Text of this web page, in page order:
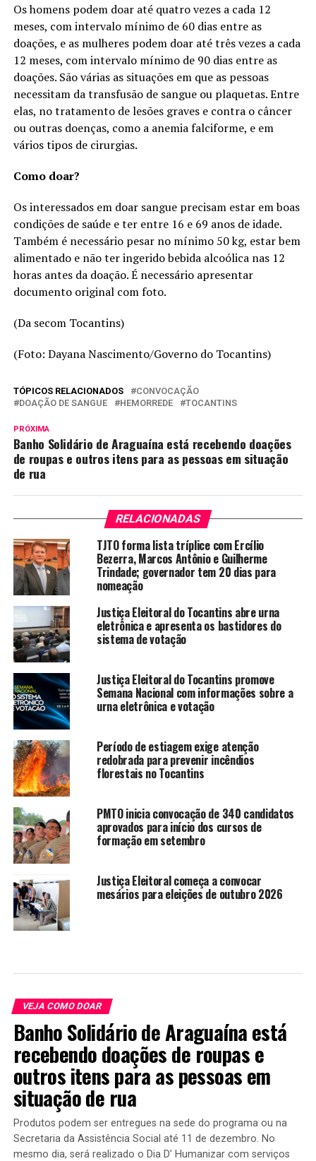
Os homens podem doar até quatro vezes a cada 12
meses, com intervalo mínimo de 60 dias entre as
doações, e as mulheres podem doar até três vezes a cada
12 meses, com intervalo mínimo de 90 dias entre as
doações. São várias as situações em que as pessoas
necessitam da transfusão de sangue ou plaquetas. Entre
elas, no tratamento de lesões graves e contra o câncer
ou outras doenças, como a anemia falciforme, e em
vários tipos de cirurgias.
Como doar?
Os interessados em doar sangue precisam estar em boas
condições de saúde e ter entre 16 e 69 anos de idade.
Também é necessário pesar no mínimo 50 kg, estar bem
alimentado e não ter ingerido bebida alcoólica nas 12
horas antes da doação. É necessário apresentar
documento original com foto.
(Da secom Tocantins)
(Foto: Dayana Nascimento/Governo do Tocantins)
TÓPICOS RELACIONADOS
CONVOCAÇÃO
DOAÇÃO DE SANGUE
HEMORREDE TOCANTINS
PRÓXIMA
Banho Solidário de Araguaína está recebendo doações
de roupas e outros itens para as pessoas em situação
de rua
RELACIONADAS
TJTO forma lista tríplice com Ercílio
Bezerra, Marcos Antônio e Guilherme
Trindade; governador tem 20 dias para
nomeação
Justiça Eleitoral do Tocantins abre urna
eletrônica e apresenta os bastidores do
sistema de votação
Justiça Eleitoral do Tocantins promove
Semana Nacional com informações sobre a
urna eletrônica e votação
Período de estiagem exige atenção
redobrada para prevenir incêndios
florestais no Tocantins
PMTO inicia convocação de 340 candidatos
aprovados para início dos cursos de
formação em setembro
Justiça Eleitoral começa a convocar
mesários para eleições de outubro 2026
VEJA COMO DOAR
Banho Solidário de Araguaína está
recebendo doações de roupas e
outros itens para as pessoas em
situação de rua
Produtos podem ser entregues na sede do programa ou na
Secretaria da Assistência Social até 11 de dezembro. No
mesmo dia, será realizado o Dia D’ Humanizar com serviços